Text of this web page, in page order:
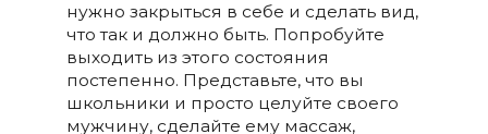
нужно закрыться в себе и сделать вид,
что так и должно быть. Попробуйте
выходить из этого состояния
постепенно. Представьте, что вы
школьники и просто целуйте своего
мужчину, сделайте ему массаж,